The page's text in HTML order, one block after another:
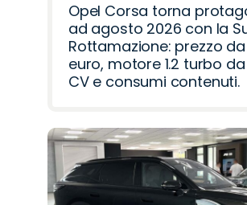
Opel Corsa torna
ad agosto 2026 con la
Rottamazione: prezzo da
euro, motore 1.2 turbo da
CV e consumi contenuti.